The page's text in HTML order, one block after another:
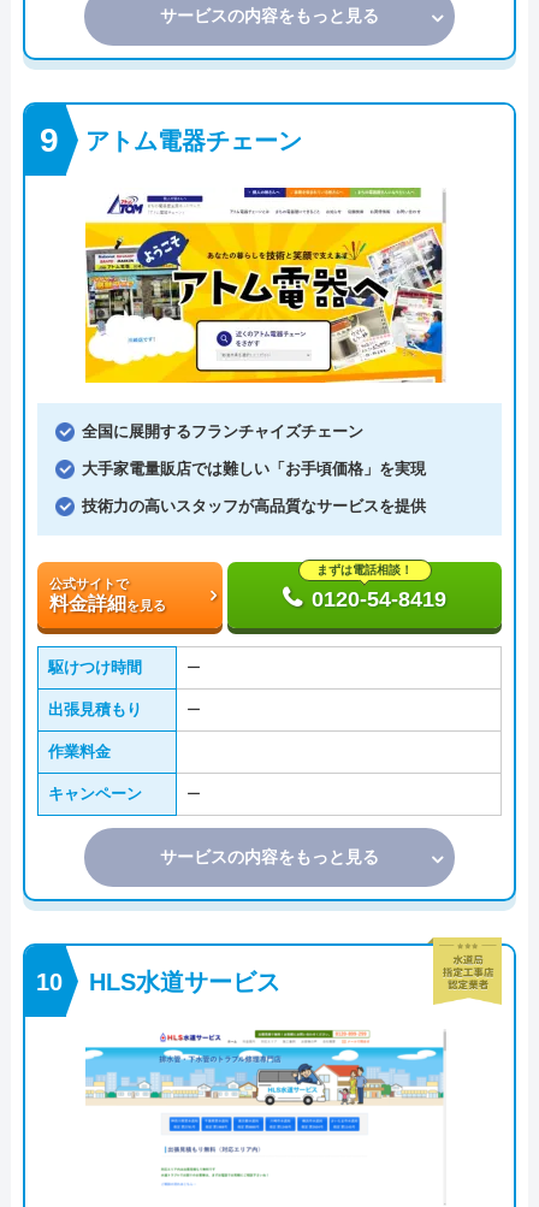
サービスの内容をもっと見る
アトム電器チェーン
全国に展開するフランチャイズチェーン
大手家電量販店では難しい「お手頃価格」を実現
技術力の高いスタッフが高品質なサービスを提供
公式サイトで
料金詳細を見る
まずは電話相談！
0120-54-8419
駆けつけ時間 ー
出張見積もり ー
作業料金
キャンペーン ー
サービスの内容をもっと見る
HLS水道サービス